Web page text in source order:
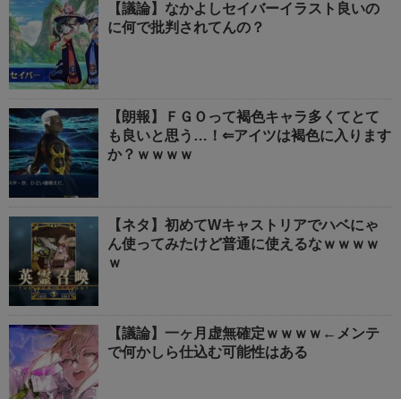
【議論】なかよしセイバーイラスト良いの
に何で批判されてんの？
【朗報】ＦＧＯって褐色キャラ多くてとて
も良いと思う…！⇐アイツは褐色に入ります
か？ｗｗｗｗ
【ネタ】初めてWキャストリアでハベにゃ
ん使ってみたけど普通に使えるなｗｗｗｗ
ｗ
【議論】一ヶ月虚無確定ｗｗｗｗ←メンテ
で何かしら仕込む可能性はある